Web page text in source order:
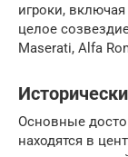
игроки,
целое
Maserati, Alfa
Основные
находятся в